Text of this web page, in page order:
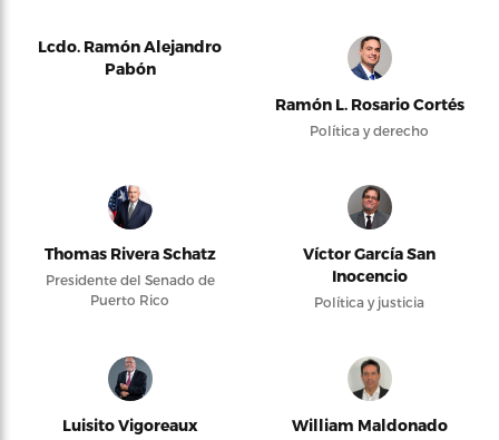
Lcdo. Ramón Alejandro
Pabón
Ramón L. Rosario Cortés
Política y derecho
Thomas Rivera Schatz
Presidente del Senado de
Puerto Rico
Víctor García San
Inocencio
Política y justicia
Luisito Vigoreaux William Maldonado